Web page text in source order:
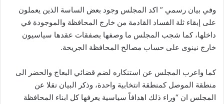
وفي بيان رسمي ” اكد المجلس وجود بعض الساسة الذين يعملون
على إبقاء ثلة الفساد القادمة من خارج المحافظة والموجودة في
داخلها، كما شجب المجلس ما وصفها بصفقات عقدها سياسيون
خارج نينوى على حساب مصالح المحافظة الجريحة.
كما واعرب المجلس عن استنكاره لضم قضائي البعاج والحضر الى
منطقة الموصل كمنطقة انتخابية واحدة، وذكر البيان نقلا عن
المجلس ان “وراء ذلك اهدافاً سياسية يعرفها كل ابناء المحافظة